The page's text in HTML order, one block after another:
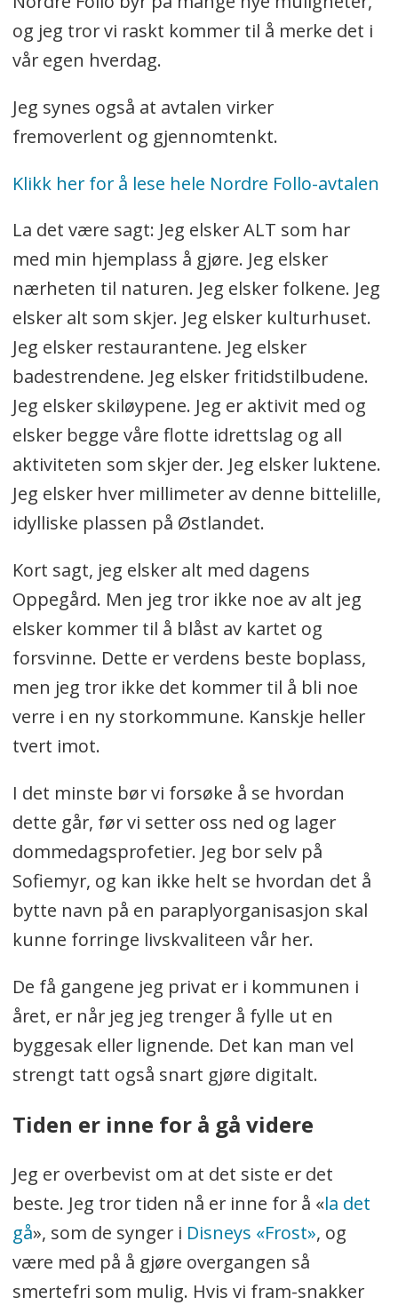
og jeg tror vi raskt kommer til å merke det i
vår egen hverdag.
Jeg synes også at avtalen virker
fremoverlent og gjennomtenkt.
Klikk her for å lese hele Nordre Follo-avtalen
La det være sagt: Jeg elsker ALT som har
med min hjemplass å gjøre. Jeg elsker
nærheten til naturen. Jeg elsker folkene. Jeg
elsker alt som skjer. Jeg elsker kulturhuset.
Jeg elsker restaurantene. Jeg elsker
badestrendene. Jeg elsker fritidstilbudene.
Jeg elsker skiløypene. Jeg er aktivit med og
elsker begge våre flotte idrettslag og all
aktiviteten som skjer der. Jeg elsker luktene.
Jeg elsker hver millimeter av denne bittelille,
idylliske plassen på Østlandet.
Kort sagt, jeg elsker alt med dagens
Oppegård. Men jeg tror ikke noe av alt jeg
elsker kommer til å blåst av kartet og
forsvinne. Dette er verdens beste boplass,
men jeg tror ikke det kommer til å bli noe
verre i en ny storkommune. Kanskje heller
tvert imot.
I det minste bør vi forsøke å se hvordan
dette går, før vi setter oss ned og lager
dommedagsprofetier. Jeg bor selv på
Sofiemyr, og kan ikke helt se hvordan det å
bytte navn på en paraplyorganisasjon skal
kunne forringe livskvaliteen vår her.
De få gangene jeg privat er i kommunen i
året, er når jeg jeg trenger å fylle ut en
byggesak eller lignende. Det kan man vel
strengt tatt også snart gjøre digitalt.
Tiden er inne for å gå videre
Jeg er overbevist om at det siste er det
beste. Jeg tror tiden nå er inne for å «la det
gå», som de synger i Disneys «Frost», og
være med på å gjøre overgangen så
smertefri som mulig. Hvis vi fram-snakker